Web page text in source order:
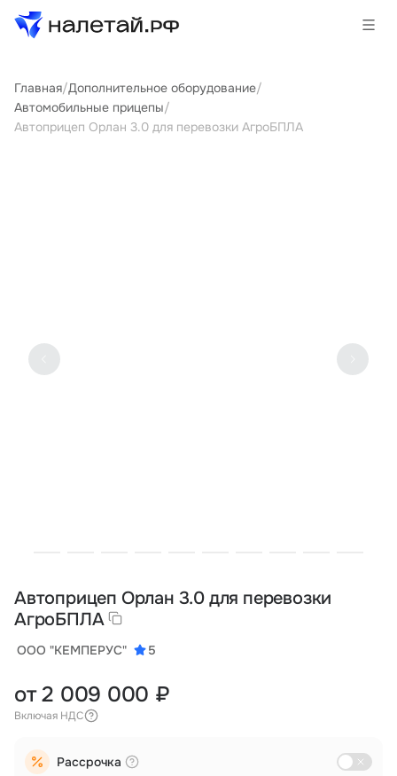
Товары
Услуги
Государственные программы
Партнеры
Главная/Дополнительное оборудование/
Автомобильные прицепы/
Автоприцеп Орлан 3.0 для перевозки АгроБПЛА
Автоприцеп Орлан 3.0 для перевозки
АгроБПЛА
ООО "КЕМПЕРУС" 5
от 2 009 000 ₽
Включая НДС
Рассрочка